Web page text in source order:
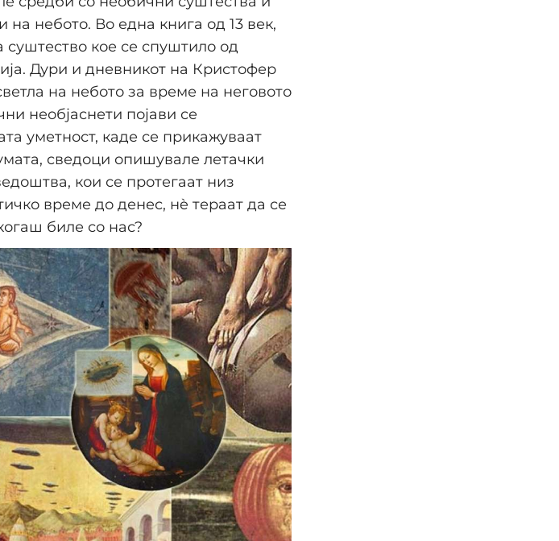
небото. Во една книга од 13 век,
суштество кое се спуштило од
Дури и дневникот на Кристофер
на небото за време на неговото
необјаснети појави се
уметност, каде се прикажуваат
сведоци опишувале летачки
кои се протегаат низ
време до денес, нè тераат да се
биле со нас?